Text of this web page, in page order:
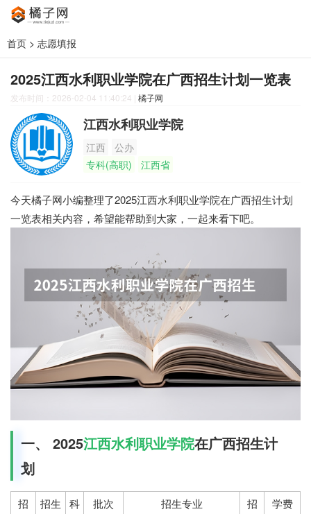
首页 > 志愿填报
2025江西水利职业学院在广西招生计划一览表
发布时间：2026-02-04 11:40:24 | 橘子网
江西水利职业学院
江西
公办
专科(高职)
江西省
今天橘子网小编整理了2025江西水利职业学院在广西招生计划
一览表相关内容，希望能帮助到大家，一起来看下吧。
一、 2025江西水利职业学院在广西招生计
划
招
招生
科
批次 招生专业
招
学费